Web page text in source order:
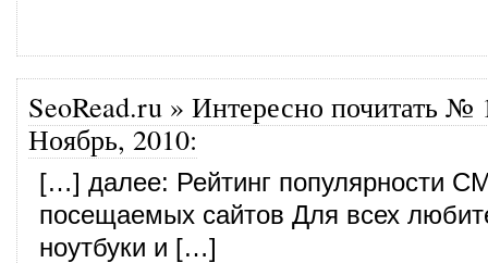
SeoRead.ru » Интересно почитать №
Ноябрь, 2010:
[…] далее: Рейтинг популярности
посещаемых сайтов Для всех
ноутбуки и […]